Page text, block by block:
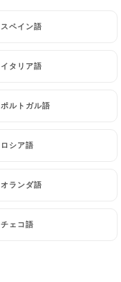
スペイン語
イタリア語
ポルトガル語
ロシア語
オランダ語
チェコ語
スペイン語
イタリア語
ポルトガル語
ロシア語
オランダ語
チェコ語